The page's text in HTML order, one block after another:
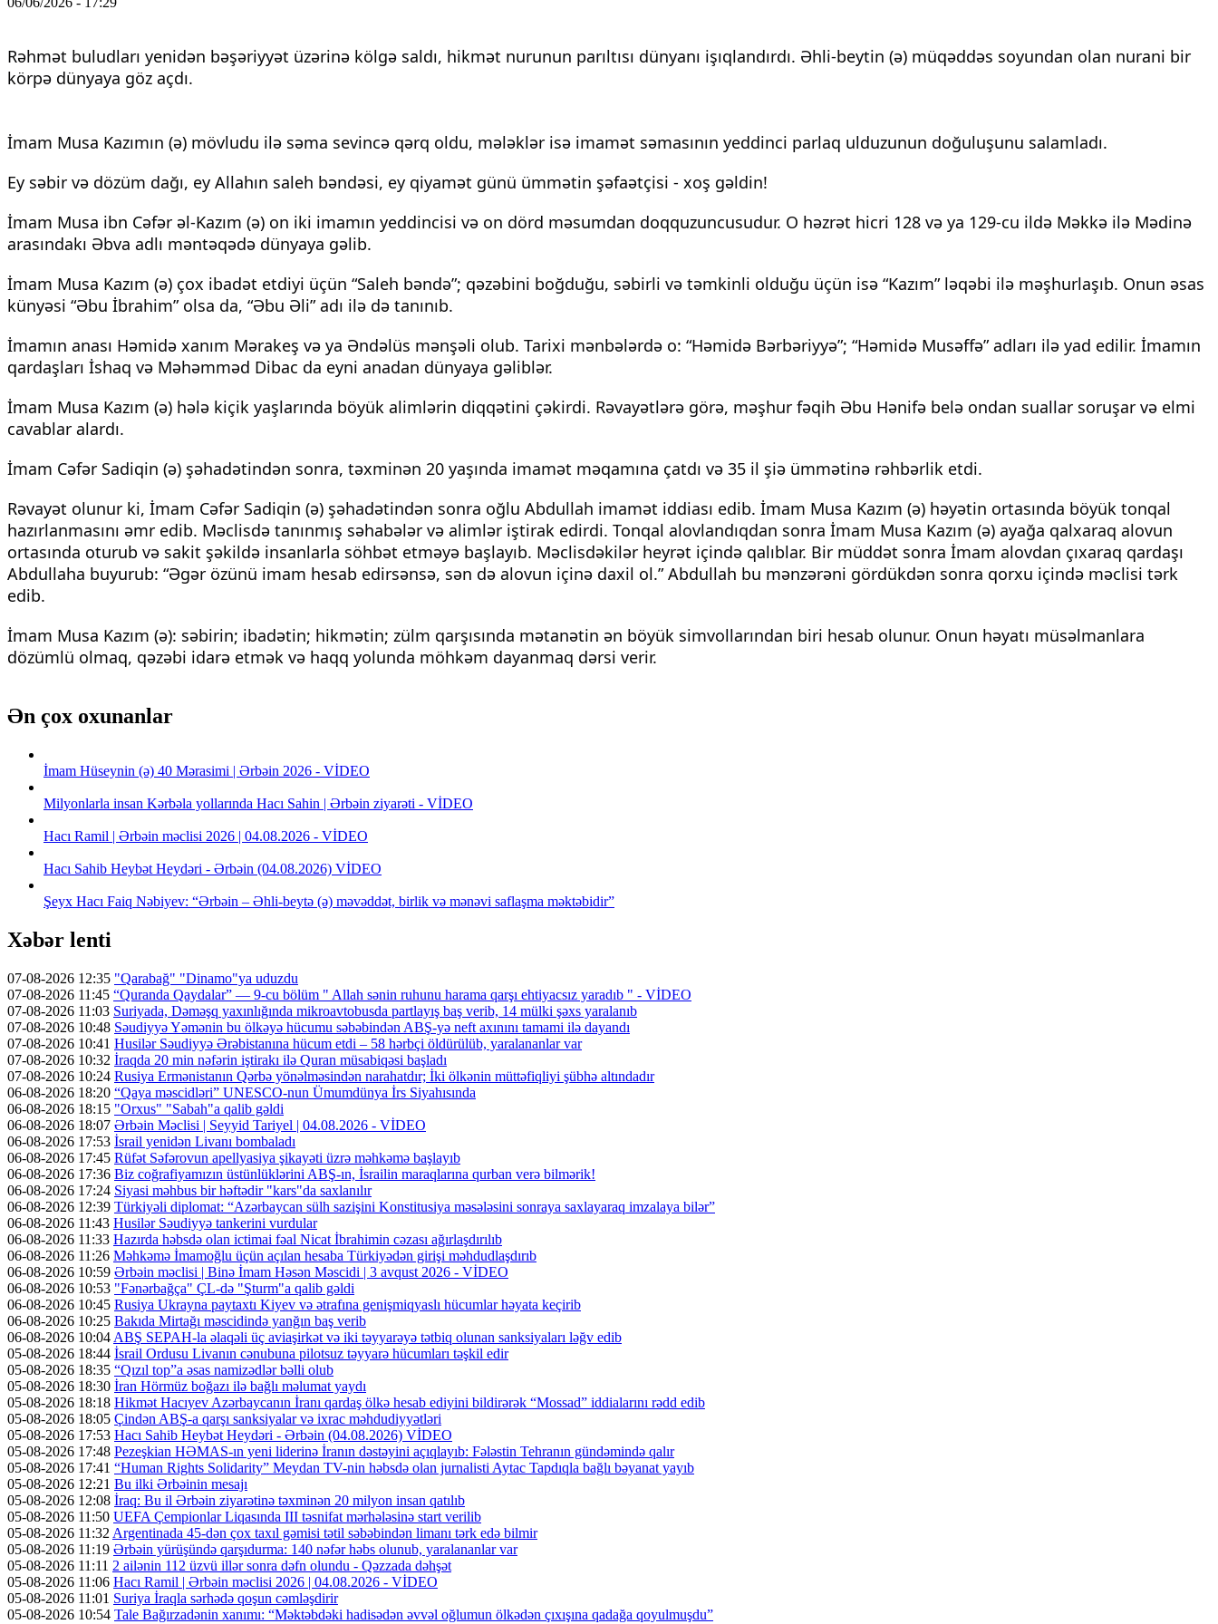
Rəhmət buludları yenidən bəşəriyyət üzərinə kölgə saldı, hikmət nurunun parıltısı dünyanı işıqlandırdı. Əhli-beytin (ə) müqəddəs soyundan olan nurani bir
körpə dünyaya göz açdı.
İmam Musa Kazımın (ə) mövludu ilə səma sevincə qərq oldu, mələklər isə imamət səmasının yeddinci parlaq ulduzunun doğuluşunu salamladı.
Ey səbir və dözüm dağı, ey Allahın saleh bəndəsi, ey qiyamət günü ümmətin şəfaətçisi - xoş gəldin!
İmam Musa ibn Cəfər əl-Kazım (ə) on iki imamın yeddincisi və on dörd məsumdan doqquzuncusudur. O həzrət hicri 128 və ya 129-cu ildə Məkkə ilə Mədinə
arasındakı Əbva adlı məntəqədə dünyaya gəlib.
İmam Musa Kazım (ə) çox ibadət etdiyi üçün “Saleh bəndə”; qəzəbini boğduğu, səbirli və təmkinli olduğu üçün isə “Kazım” ləqəbi ilə məşhurlaşıb. Onun əsas
künyəsi “Əbu İbrahim” olsa da, “Əbu Əli” adı ilə də tanınıb.
İmamın anası Həmidə xanım Mərakeş və ya Əndəlüs mənşəli olub. Tarixi mənbələrdə o: “Həmidə Bərbəriyyə”; “Həmidə Musəffə” adları ilə yad edilir. İmamın
qardaşları İshaq və Məhəmməd Dibac da eyni anadan dünyaya gəliblər.
İmam Musa Kazım (ə) hələ kiçik yaşlarında böyük alimlərin diqqətini çəkirdi. Rəvayətlərə görə, məşhur fəqih Əbu Hənifə belə ondan suallar soruşar və elmi
cavablar alardı.
İmam Cəfər Sadiqin (ə) şəhadətindən sonra, təxminən 20 yaşında imamət məqamına çatdı və 35 il şiə ümmətinə rəhbərlik etdi.
Rəvayət olunur ki, İmam Cəfər Sadiqin (ə) şəhadətindən sonra oğlu Abdullah imamət iddiası edib. İmam Musa Kazım (ə) həyətin ortasında böyük tonqal
hazırlanmasını əmr edib. Məclisdə tanınmış səhabələr və alimlər iştirak edirdi. Tonqal alovlandıqdan sonra İmam Musa Kazım (ə) ayağa qalxaraq alovun
ortasında oturub və sakit şəkildə insanlarla söhbət etməyə başlayıb. Məclisdəkilər heyrət içində qalıblar. Bir müddət sonra İmam alovdan çıxaraq qardaşı
Abdullaha buyurub: “Əgər özünü imam hesab edirsənsə, sən də alovun içinə daxil ol.” Abdullah bu mənzərəni gördükdən sonra qorxu içində məclisi tərk
edib.
İmam Musa Kazım (ə): səbirin; ibadətin; hikmətin; zülm qarşısında mətanətin ən böyük simvollarından biri hesab olunur. Onun həyatı müsəlmanlara
dözümlü olmaq, qəzəbi idarə etmək və haqq yolunda möhkəm dayanmaq dərsi verir.
Ən çox oxunanlar
İmam Hüseynin (ə) 40 Mərasimi | Ərbəin 2026 - VİDEO
Milyonlarla insan Kərbəla yollarında Hacı Sahin | Ərbəin ziyarəti - VİDEO
Hacı Ramil | Ərbəin məclisi 2026 | 04.08.2026 - VİDEO
Hacı Sahib Heybət Heydəri - Ərbəin (04.08.2026) VİDEO
Şeyx Hacı Faiq Nəbiyev: “Ərbəin – Əhli-beytə (ə) məvəddət, birlik və mənəvi saflaşma məktəbidir”
Xəbər lenti
07-08-2026 12:35 "Qarabağ" "Dinamo"ya uduzdu
07-08-2026 11:45 “Quranda Qaydalar” — 9-cu bölüm " Allah sənin ruhunu harama qarşı ehtiyacsız yaradıb " - VİDEO
07-08-2026 11:03 Suriyada, Dəməşq yaxınlığında mikroavtobusda partlayış baş verib, 14 mülki şəxs yaralanıb
07-08-2026 10:48 Səudiyyə Yəmənin bu ölkəyə hücumu səbəbindən ABŞ-yə neft axınını tamami ilə dayandı
07-08-2026 10:41 Husilər Səudiyyə Ərəbistanına hücum etdi – 58 hərbçi öldürülüb, yaralananlar var
07-08-2026 10:32 İraqda 20 min nəfərin iştirakı ilə Quran müsabiqəsi başladı
07-08-2026 10:24 Rusiya Ermənistanın Qərbə yönəlməsindən narahatdır; İki ölkənin müttəfiqliyi şübhə altındadır
06-08-2026 18:20 “Qaya məscidləri” UNESCO-nun Ümumdünya İrs Siyahısında
06-08-2026 18:15 "Orxus" "Sabah"a qalib gəldi
06-08-2026 18:07 Ərbəin Məclisi | Seyyid Tariyel | 04.08.2026 - VİDEO
06-08-2026 17:53 İsrail yenidən Livanı bombaladı
06-08-2026 17:45 Rüfət Səfərovun apellyasiya şikayəti üzrə məhkəmə başlayıb
06-08-2026 17:36 Biz coğrafiyamızın üstünlüklərini ABŞ-ın, İsrailin maraqlarına qurban verə bilmərik!
06-08-2026 17:24 Siyasi məhbus bir həftədir "kars"da saxlanılır
06-08-2026 12:39 Türkiyəli diplomat: “Azərbaycan sülh sazişini Konstitusiya məsələsini sonraya saxlayaraq imzalaya bilər”
06-08-2026 11:43 Husilər Səudiyyə tankerini vurdular
06-08-2026 11:33 Hazırda həbsdə olan ictimai fəal Nicat İbrahimin cəzası ağırlaşdırılıb
06-08-2026 11:26 Məhkəmə İmamoğlu üçün açılan hesaba Türkiyədən girişi məhdudlaşdırıb
06-08-2026 10:59 Ərbəin məclisi | Binə İmam Həsən Məscidi | 3 avqust 2026 - VİDEO
06-08-2026 10:53 "Fənərbağça" ÇL-də "Şturm"a qalib gəldi
06-08-2026 10:45 Rusiya Ukrayna paytaxtı Kiyev və ətrafına genişmiqyaslı hücumlar həyata keçirib
06-08-2026 10:25 Bakıda Mirtağı məscidində yanğın baş verib
06-08-2026 10:04 ABŞ SEPAH-la əlaqəli üç aviaşirkət və iki təyyarəyə tətbiq olunan sanksiyaları ləğv edib
05-08-2026 18:44 İsrail Ordusu Livanın cənubuna pilotsuz təyyarə hücumları təşkil edir
05-08-2026 18:35 “Qızıl top”a əsas namizədlər bəlli olub
05-08-2026 18:30 İran Hörmüz boğazı ilə bağlı məlumat yaydı
05-08-2026 18:18 Hikmət Hacıyev Azərbaycanın İranı qardaş ölkə hesab ediyini bildirərək “Mossad” iddialarını rədd edib
05-08-2026 18:05 Çindən ABŞ-a qarşı sanksiyalar və ixrac məhdudiyyətləri
05-08-2026 17:53 Hacı Sahib Heybət Heydəri - Ərbəin (04.08.2026) VİDEO
05-08-2026 17:48 Pezeşkian HƏMAS-ın yeni liderinə İranın dəstəyini açıqlayıb: Fələstin Tehranın gündəmində qalır
05-08-2026 17:41 “Human Rights Solidarity” Meydan TV-nin həbsdə olan jurnalisti Aytac Tapdıqla bağlı bəyanat yayıb
05-08-2026 12:21 Bu ilki Ərbəinin mesajı
05-08-2026 12:08 İraq: Bu il Ərbəin ziyarətinə təxminən 20 milyon insan qatılıb
05-08-2026 11:50 UEFA Çempionlar Liqasında III təsnifat mərhələsinə start verilib
05-08-2026 11:32 Argentinada 45-dən çox taxıl gəmisi tətil səbəbindən limanı tərk edə bilmir
05-08-2026 11:19 Ərbəin yürüşündə qarşıdurma: 140 nəfər həbs olunub, yaralananlar var
05-08-2026 11:11 2 ailənin 112 üzvü illər sonra dəfn olundu - Qəzzada dəhşət
05-08-2026 11:06 Hacı Ramil | Ərbəin məclisi 2026 | 04.08.2026 - VİDEO
05-08-2026 11:01 Suriya İraqla sərhədə qoşun cəmləşdirir
05-08-2026 10:54 Tale Bağırzadənin xanımı: “Məktəbdəki hadisədən əvvəl oğlumun ölkədən çıxışına qadağa qoyulmuşdu”